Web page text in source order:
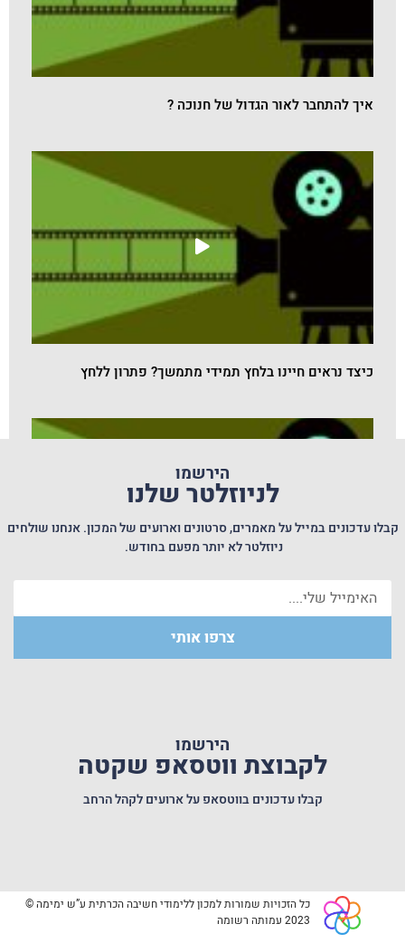
איך להתחבר לאור הגדול של חנוכה ?
כיצד נראים חיינו בלחץ תמידי מתמשך? פתרון ללחץ
מהם גורמי הלחץ בחיים ?
הירשמו
לניוזלטר שלנו
קבלו עדכונים במייל על מאמרים, סרטונים וארועים של המכון. אנחנו שולחים
ניוזלטר לא יותר מפעם בחודש.
צרפו אותי
הירשמו
לקבוצת ווטסאפ שקטה
קבלו עדכונים בווטסאפ על ארועים לקהל הרחב
כל הזכויות שמורות למכון ללימודי חשיבה הכרתית ע”ש ימימה ©
2023 עמותה רשומה